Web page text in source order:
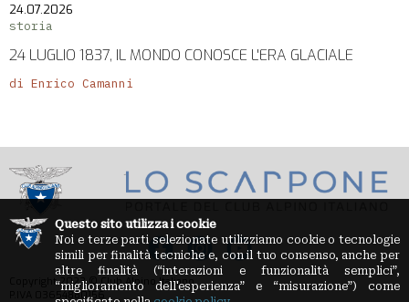
24.07.2026
storia
24 LUGLIO 1837, IL MONDO CONOSCE L'ERA GLACIALE
di Enrico Camanni
Copyright 2023 © Club Alpino Italiano
P.IVA 03654880156
Questo sito utilizza i cookie
Noi e terze parti selezionate utilizziamo cookie o tecnologie
simili per finalità tecniche e, con il tuo consenso, anche per
altre finalità (“interazioni e funzionalità semplici”,
“miglioramento dell'esperienza” e “misurazione”) come